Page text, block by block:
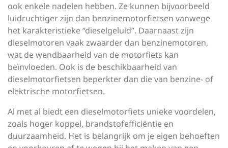
ook enkele nadelen hebben. Ze kunnen bijvoorbeeld
luidruchtiger zijn dan benzinemotorfietsen vanwege
het karakteristieke “dieselgeluid”. Daarnaast zijn
dieselmotoren vaak zwaarder dan benzinemotoren,
wat de wendbaarheid van de motorfiets kan
beïnvloeden. Ook is de beschikbaarheid van
dieselmotorfietsen beperkter dan die van benzine- of
elektrische motorfietsen.
Al met al biedt een dieselmotorfiets unieke voordelen,
zoals hoger koppel, brandstofefficiëntie en
duurzaamheid. Het is belangrijk om je eigen behoeften